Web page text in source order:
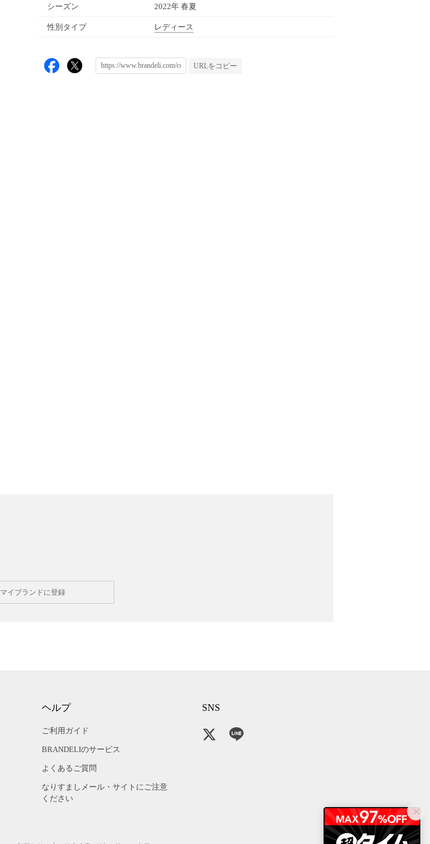
シーズン 2022年 春夏
性別タイプ レディース
URLをコピー
マイブランドに登録
ヘルプ
ご利用ガイド
BRANDELIのサービス
よくあるご質問
なりすましメール・サイトにご注意
ください
SNS